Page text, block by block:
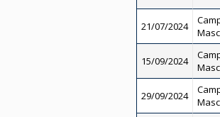
21/07/2024
15/09/2024
29/09/2024